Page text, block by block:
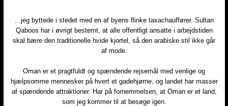
...jeg byttede i stedet med en af byens flinke taxachauffører. Sultan
Qaboos har i øvrigt bestemt, at alle offentligt ansatte i arbejdstiden
skal bære den traditionelle hvide kjortel, så den arabiske stil ikke går
af mode.
Oman er et pragtfuldt og spændende rejsemål med venlige og
hjælpsomme mennesker på hvert et gadehjørne, og landet har masser
af spændende attraktioner. Har på fornemmelsen, at Oman er et land,
som jeg kommer til at besøge igen.​